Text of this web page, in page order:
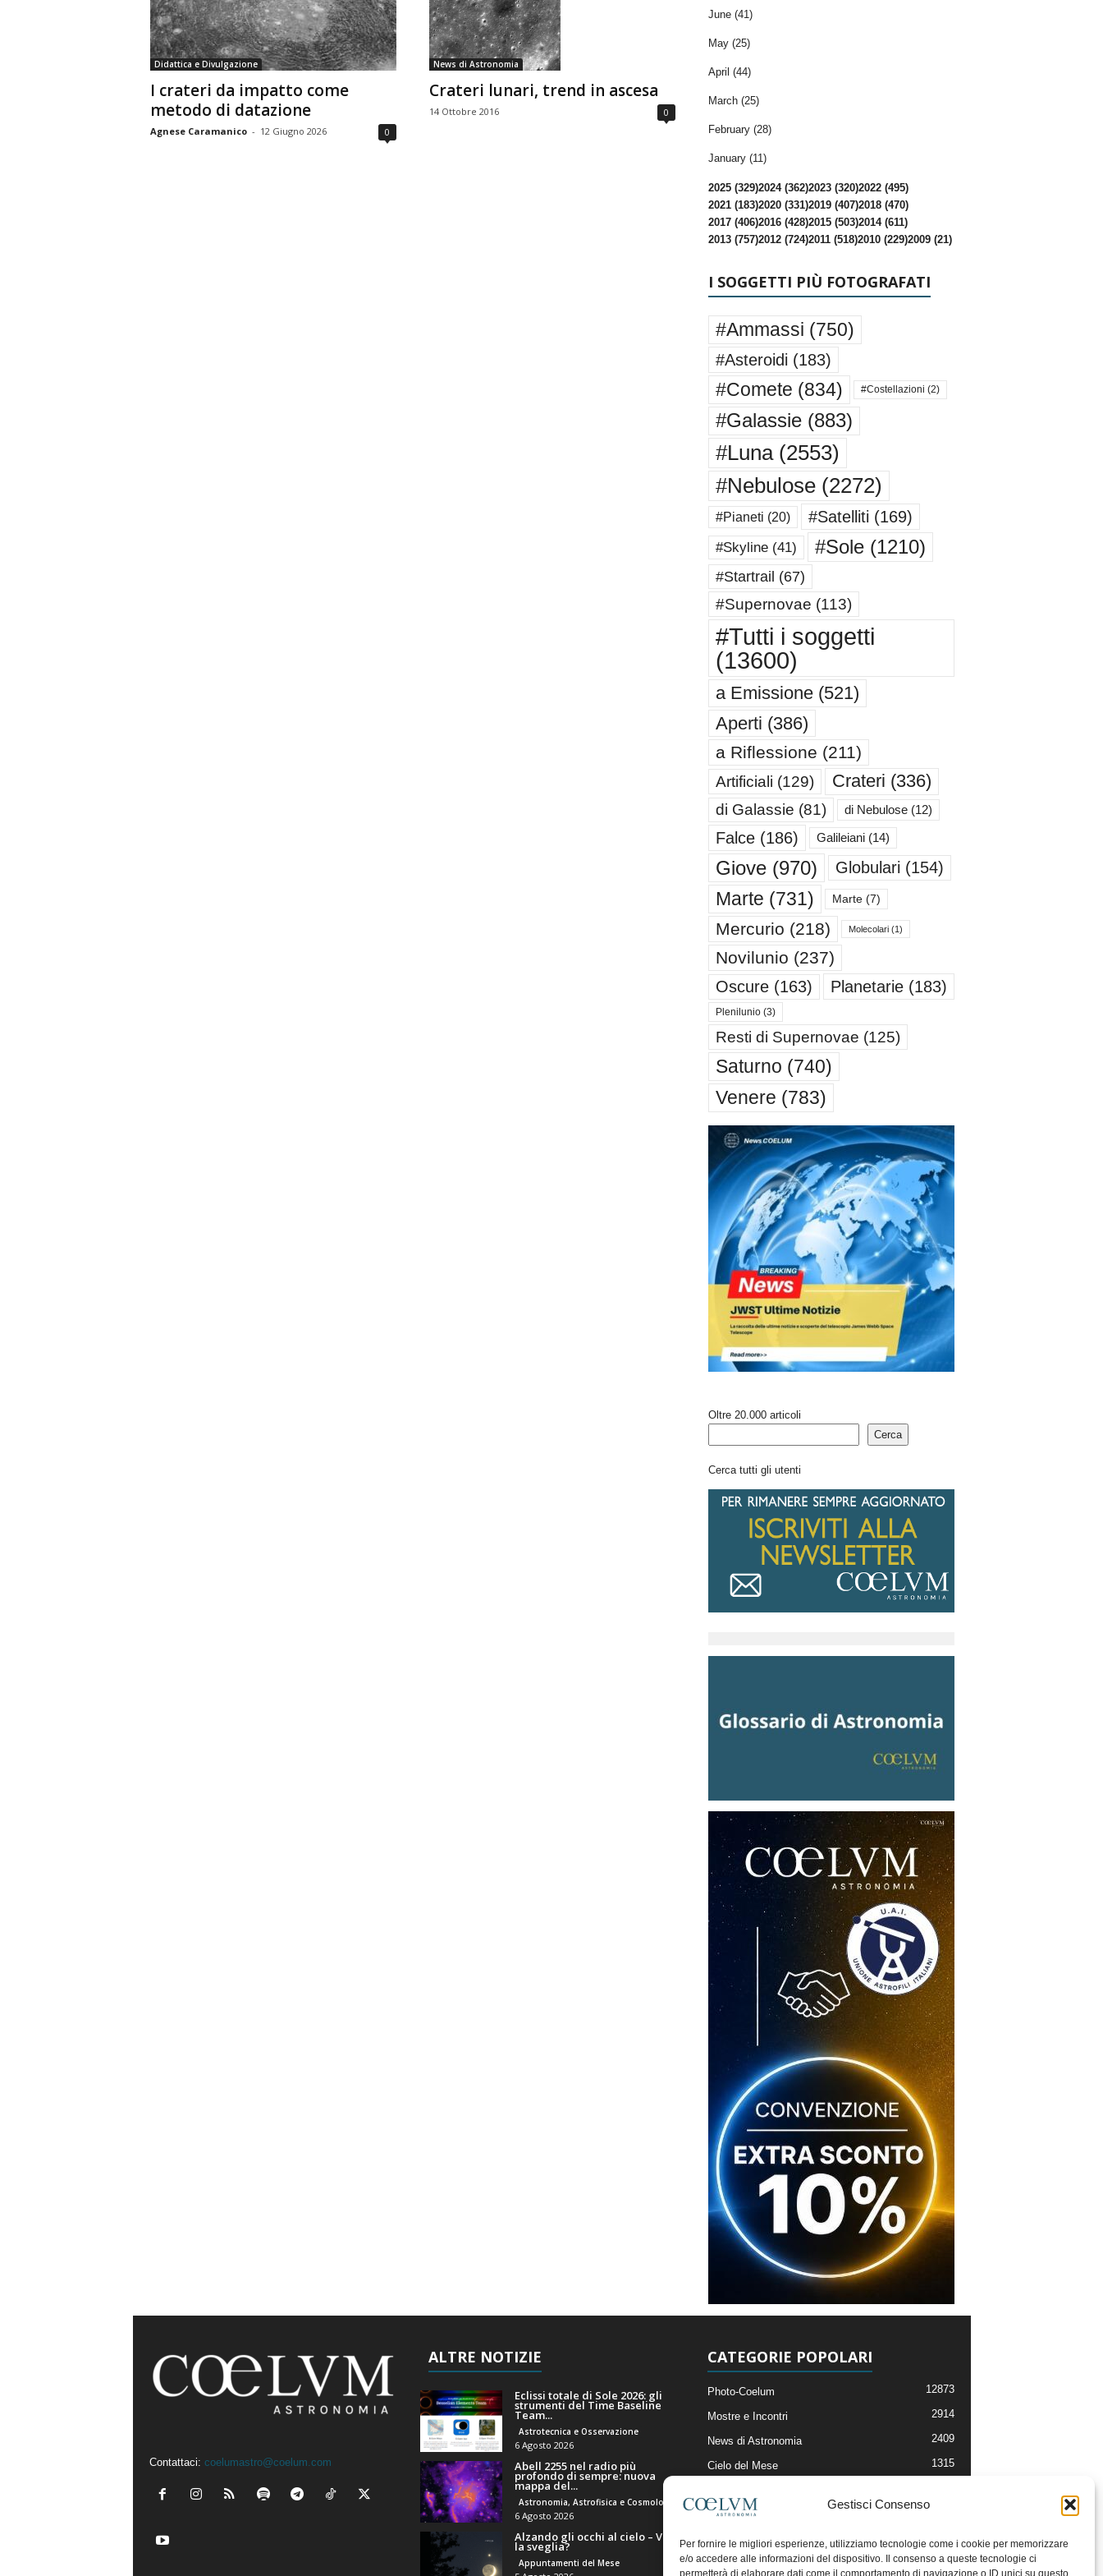
Gestisci Consenso
Per fornire le migliori esperienze, utilizziamo tecnologie come i cookie per memorizzare
e/o accedere alle informazioni del dispositivo. Il consenso a queste tecnologie ci
permetterà di elaborare dati come il comportamento di navigazione o ID unici su questo
n
o
m
i
a
Didattica e Divulgazione
I crateri da impatto come
metodo di datazione
Agnese Caramanico - 12 Giugno 2026 0
News di Astronomia
Crateri lunari, trend in ascesa
14 Ottobre 2016 0
June (41)
May (25)
April (44)
March (25)
February (28)
January (11)
2025 (329)2024 (362)2023 (320)2022 (495)
2021 (183)2020 (331)2019 (407)2018 (470)
2017 (406)2016 (428)2015 (503)2014 (611)
2013 (757)2012 (724)2011 (518)2010 (229)2009 (21)
I SOGGETTI PIÙ FOTOGRAFATI
#Ammassi (750)
#Asteroidi (183)
#Comete (834) #Costellazioni (2)
#Galassie(883)
#Luna(2553)
#Nebulose(2272)
#Pianeti (20) #Satelliti (169)
#Skyline(41) #Sole(1210)
#Startrail (67)
#Supernovae (113)
#Tutti i soggetti
(13600)
a Emissione(521)
Aperti (386)
a Riflessione (211)
Artificiali (129) Crateri (336)
di Galassie (81) di Nebulose(12)
Falce(186) Galileiani(14)
Giove(970) Globulari (154)
Marte (731) Marte(7)
Mercurio (218) Molecolari(1)
Novilunio (237)
Oscure(163) Planetarie(183)
Plenilunio(3)
Resti di Supernovae (125)
Saturno (740)
Venere (783)
Oltre 20.000 articoli
Cerca
Cerca tutti gli utenti
Contattaci: coelumastro@coelum.com
ALTRE NOTIZIE
Eclissi totale di Sole 2026: gli
strumenti del Time Baseline
Team...
Astrotecnica e Osservazione
6 Agosto 2026
Abell 2255 nel radio più
profondo di sempre: nuova
mappa del...
Astronomia, Astrofisica e Cosmologia
6 Agosto 2026
Alzando gli occhi al cielo – Vale
la sveglia?
Appuntamenti del Mese
CATEGORIE POPOLARI
Photo-Coelum 12873
Mostre e Incontri 2914
News di Astronomia 2409
Cielo del Mese 1315
Articoli e Risorse On-Line
Il Blog della Redazione